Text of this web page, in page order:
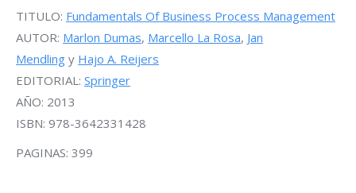
TITULO: Fundamentals Of Business Process Management
AUTOR: Marlon Dumas, Marcello La Rosa, Jan
Mendling y Hajo A. Reijers
EDITORIAL: Springer
AÑO: 2013
ISBN: 978-3642331428
PAGINAS: 399